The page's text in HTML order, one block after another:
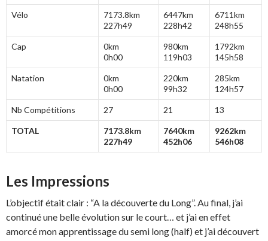
Vélo
7173.8km
227h49
6447km
228h42
6711km
248h55
Cap
0km
0h00
980km
119h03
1792km
145h58
Natation
0km
0h00
220km
99h32
285km
124h57
Nb Compétitions 27 21 13
TOTAL
7173.8km
227h49
7640km
452h06
9262km
546h08
Les Impressions
L’objectif était clair : “A la découverte du Long”. Au final, j’ai
continué une belle évolution sur le court… et j’ai en effet
amorcé mon apprentissage du semi long (half) et j’ai découvert